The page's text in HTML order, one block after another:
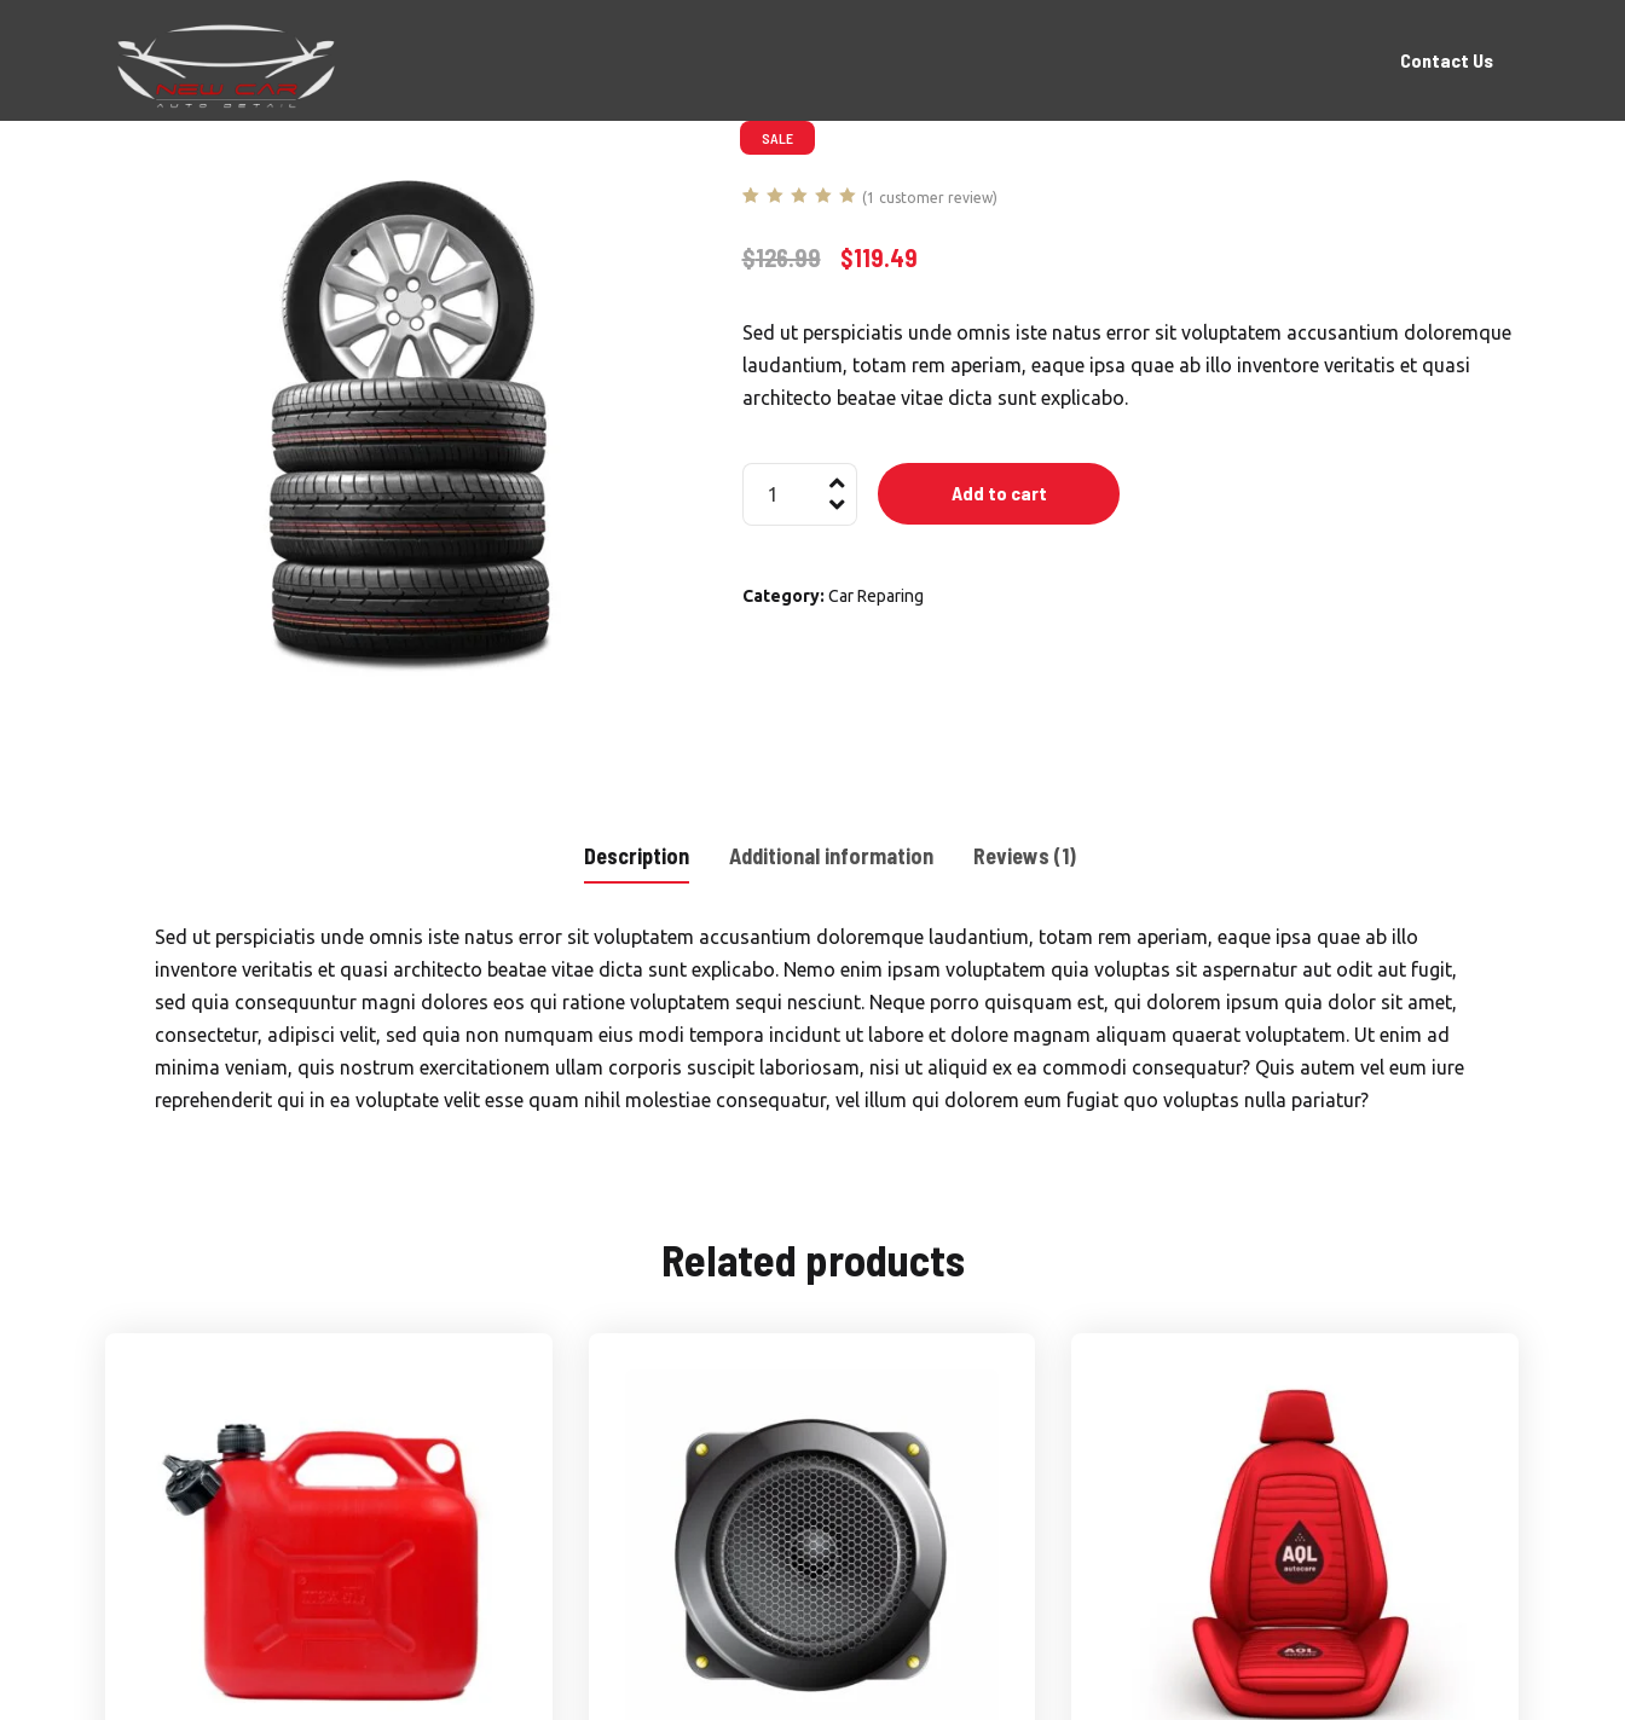
Contact Us
SALE
of 5 based
oncustomer
(1 customer review)
$126.99 $119.49
Sed ut perspiciatis unde omnis iste natus error sit voluptatem accusantium doloremque
laudantium, totam rem aperiam, eaque ipsa quae ab illo inventore veritatis et quasi
architecto beatae vitae dicta sunt explicabo.
Winter
Add to cart
Category: Car Reparing
Description Additional information Reviews (1)
Sed ut perspiciatis unde omnis iste natus error sit voluptatem accusantium doloremque laudantium, totam rem aperiam, eaque ipsa quae ab illo
inventore veritatis et quasi architecto beatae vitae dicta sunt explicabo. Nemo enim ipsam voluptatem quia voluptas sit aspernatur aut odit aut fugit,
sed quia consequuntur magni dolores eos qui ratione voluptatem sequi nesciunt. Neque porro quisquam est, qui dolorem ipsum quia dolor sit amet,
consectetur, adipisci velit, sed quia non numquam eius modi tempora incidunt ut labore et dolore magnam aliquam quaerat voluptatem. Ut enim ad
minima veniam, quis nostrum exercitationem ullam corporis suscipit laboriosam, nisi ut aliquid ex ea commodi consequatur? Quis autem vel eum iure
reprehenderit qui in ea voluptate velit esse quam nihil molestiae consequatur, vel illum qui dolorem eum fugiat quo voluptas nulla pariatur?
Related products